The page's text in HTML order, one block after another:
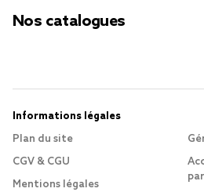
Nos catalogues
Informations légales
Plan du site
CGV & CGU
Mentions légales